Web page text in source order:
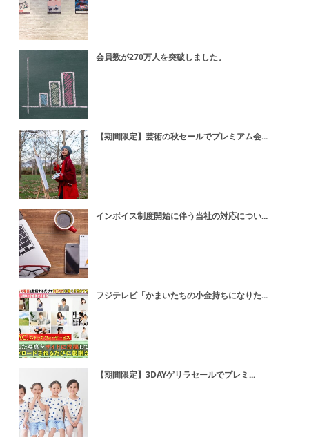
会員数が270万人を突破しました。
【期間限定】芸術の秋セールでプレミアム会...
インボイス制度開始に伴う当社の対応につい...
フジテレビ「かまいたちの小金持ちになりた...
【期間限定】3DAYゲリラセールでプレミ...